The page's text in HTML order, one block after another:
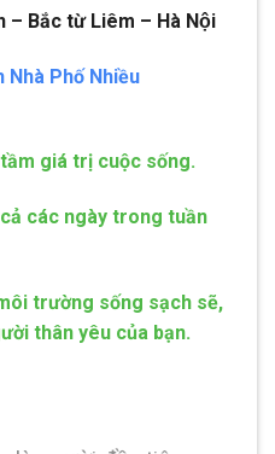
– Bắc từ Liêm – Hà Nội
Nhà Phố Nhiều
giá trị cuộc sống.
các ngày trong tuần
trường sống sạch sẽ,
thân yêu của bạn.